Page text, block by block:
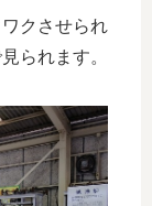
クさせられ
られます。